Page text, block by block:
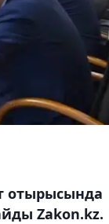
отырысында
Zakon.kz.